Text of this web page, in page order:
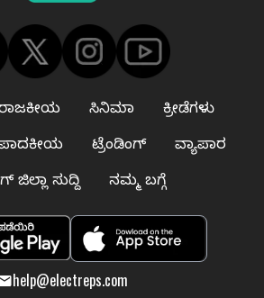
ಸಿನಿಮಾ
ಕ್ರೀಡೆಗಳು
ಟ್ರೆಂಡಿಂಗ್
ವ್ಯಾಪಾರ
ಜಿಲ್ಲಾ ಸುದ್ದಿ
ನಮ್ಮ ಬಗ್ಗೆ
help@electreps.com